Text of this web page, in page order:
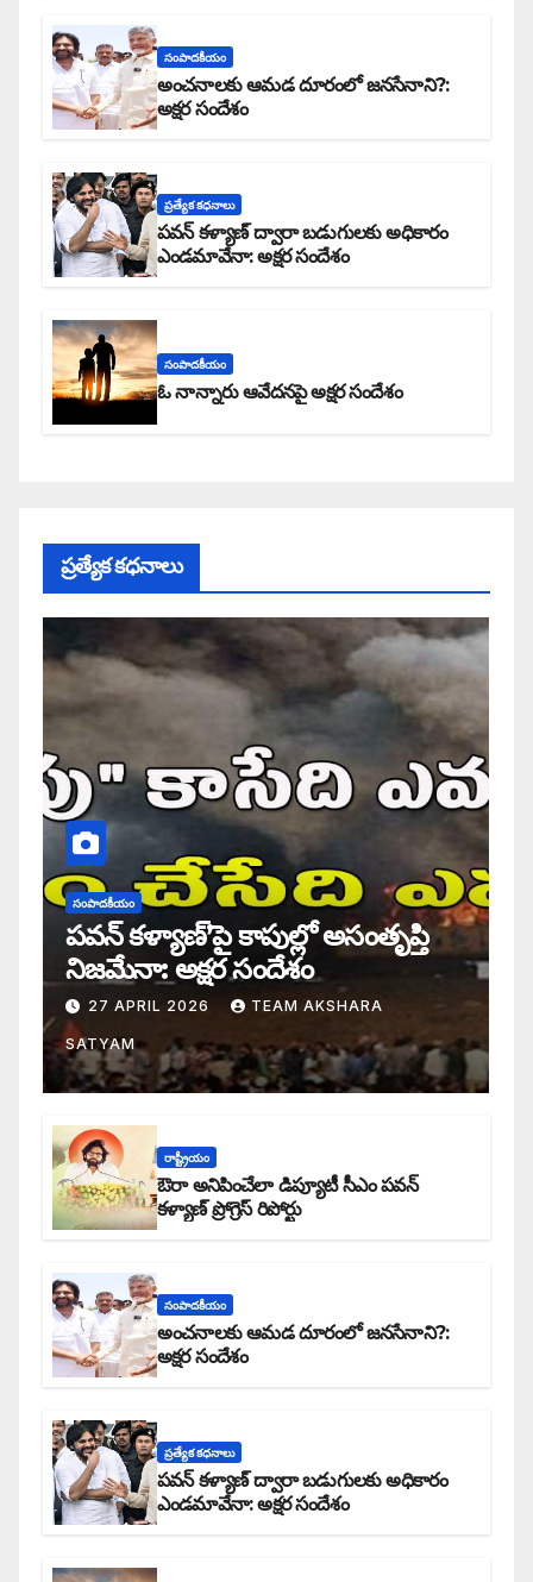
సంపాదకీయం
అంచనాలకు ఆమడ దూరంలో జనసేనాని?:
అక్షర సందేశం
ప్రత్యేక కధనాలు
పవన్ కళ్యాణ్ ద్వారా బడుగులకు అధికారం
ఎండమావేనా: అక్షర సందేశం
సంపాదకీయం
ఓ నాన్నారు ఆవేదనపై అక్షర సందేశం
ప్రత్యేక కధనాలు
సంపాదకీయం
పవన్ కళ్యాణ్’పై కాపుల్లో అసంతృప్తి
నిజమేనా: అక్షర సందేశం
27 APRIL 2026 TEAM AKSHARA
SATYAM
రాష్ట్రీయం
ఔరా అనిపించేలా డిప్యూటీ సీఎం పవన్
కళ్యాణ్ ప్రోగ్రెస్ రిపోర్టు
సంపాదకీయం
అంచనాలకు ఆమడ దూరంలో జనసేనాని?:
అక్షర సందేశం
ప్రత్యేక కధనాలు
పవన్ కళ్యాణ్ ద్వారా బడుగులకు అధికారం
ఎండమావేనా: అక్షర సందేశం